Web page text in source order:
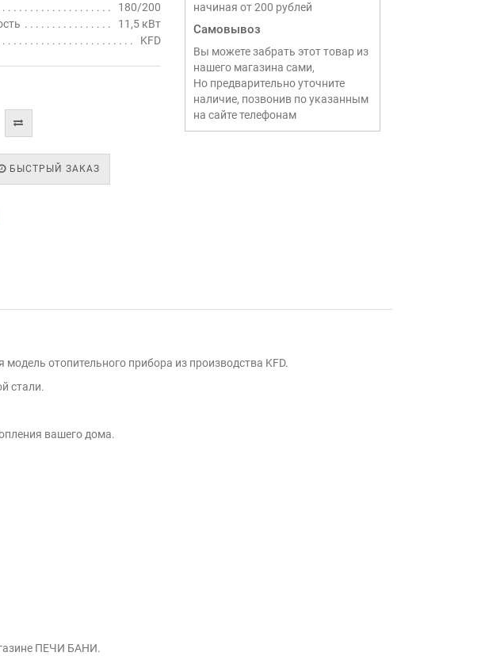
180/200
11,5 кВт
KFD
БЫСТРЫЙ ЗАКАЗ
начиная от 200 рублей
Самовывоз
Вы можете забрать этот товар из
нашего магазина сами,
Но предварительно уточните
наличие, позвонив по указанным
на сайте телефонам
модель отопительного прибора из производства KFD.
стали.
вашего дома.
ПЕЧИ БАНИ.